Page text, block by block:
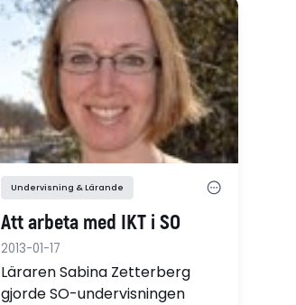
konst. De vill att undervisningen
sker i sammanhang där de kan
vara i direkt interaktion med
konsten", säger hon.
Undervisning & Lärande
Att arbeta med IKT i SO
2013-01-17
Läraren Sabina Zetterberg
gjorde SO-undervisningen